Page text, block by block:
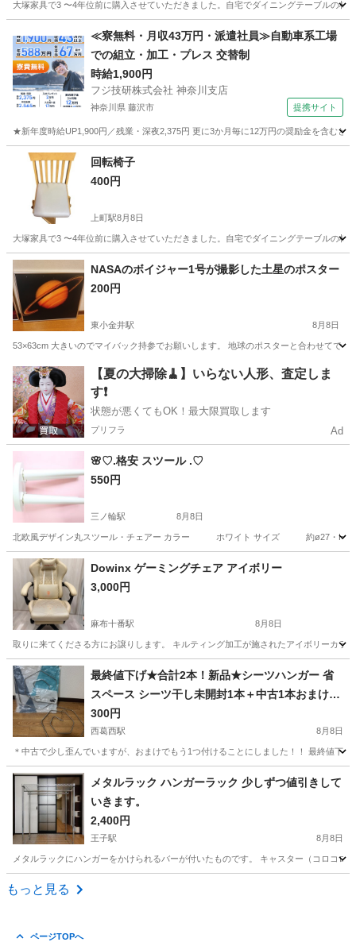
大塚家具で3 〜4年位前に購入させていただきました。自宅でダイニングテーブルの
上町駅 椅子 汚れ
≪寮無料・月収43万円・派遣社員≫自動車系工場
での組立・加工・プレス 交替制
時給1,900円
フジ技研株式会社 神奈川支店
神奈川県 藤沢市 提携サイト
★新年度時給UP1,900円／残業・深夜2,375円 更に3か月毎に12万円の奨励金を含む
神奈川 藤沢市 その他
回転椅子
400円
上町駅8月8日
大塚家具で3 〜4年位前に購入させていただきました。自宅でダイニングテーブルの
東京 世田谷区 椅子
NASAのボイジャー1号が撮影した土星のポスター
200円
東小金井駅 8月8日
53×63cm 大きいのでマイバック持参でお願いします。 地球のポスターと合わせてでし
東京 武蔵野市 東小金井駅 インテリア雑貨/小物
【夏の大掃除🧹】いらない人形、査定しま
す❗️
状態が悪くてもOK！最大限買取します
プリフラ Ad
🌸♡.格安 スツール .♡
550円
三ノ輪駅 8月8日
北欧風デザイン丸スツール・チェアー カラー ホワイト サイズ 約ø27・H36.5 足
東京 台東区 パン祭り
Dowinx ゲーミングチェア アイボリー
3,000円
麻布十番駅 8月8日
取りに来てくださる方にお譲りします。 キルティング加工が施されたアイボリーカ
東京 港区 麻布十番駅 椅子 Dowinx
最終値下げ★合計2本！新品★シーツハンガー 省
スペース シーツ干し未開封1本＋中古1本おまけ
立体 くるくる
300円
西葛西駅 8月8日
＊中古で少し歪んでいますが、おまけでもう1つ付けることにしました！！ 最終値
東京 江戸川区 西葛西駅 インテリア雑貨/小物 シーツ
メタルラック ハンガーラック 少しずつ値引きして
いきます。
2,400円
王子駅 8月8日
メタルラックにハンガーをかけられるバーが付いたものです。 キャスター（コロコ
東京 北区
もっと見る
ページTOPへ